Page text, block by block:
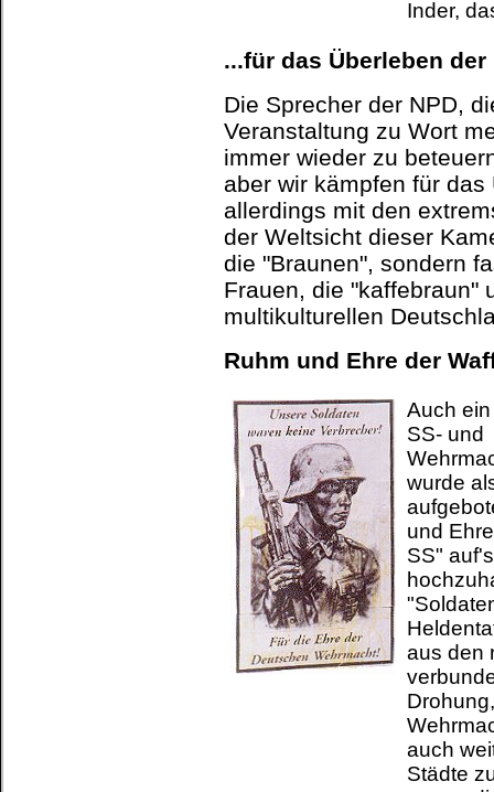
Inder,
...für das Überleben
Die Sprecher der NPD,
Veranstaltung zu Wort
immer wieder zu
aber wir kämpfen für
allerdings mit den
der Weltsicht dieser
die "Braunen", sondern
Frauen, die "kaffebraun"
multikulturellen
Ruhm und Ehre der
Auch
SS- und
wurde
und
SS"
aus den
auch
Städte